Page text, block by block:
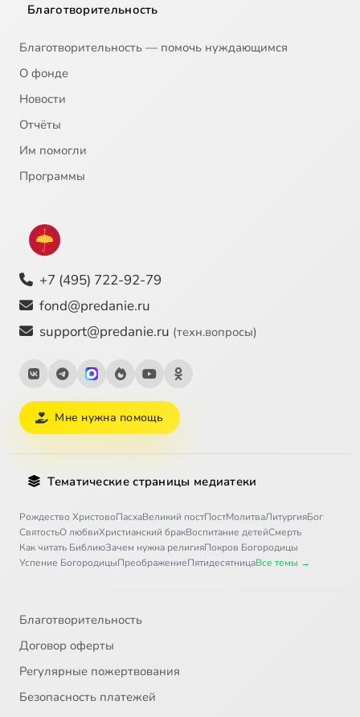
Благотворительность
Благотворительность — помочь нуждающимся
О фонде
Новости
Отчёты
Им помогли
Программы
+7 (495) 722-92-79
fond@predanie.ru
support@predanie.ru (техн.вопросы)
Мне нужна помощь
Тематические страницы медиатеки
Рождество ХристовоПасхаВеликий постПостМолитваЛитургияБог
СвятостьО любвиХристианский бракВоспитание детейСмерть
Как читать БиблиюЗачем нужна религияПокров Богородицы
Успение БогородицыПреображениеПятидесятницаВсе темы →
Благотворительность
Договор оферты
Регулярные пожертвования
Безопасность платежей